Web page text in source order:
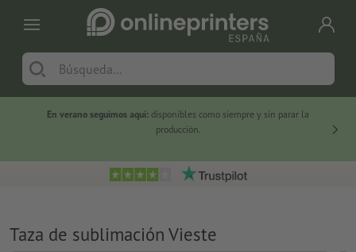
En verano seguimos aquí: disponibles como siempre y sin parar la
producción.
Taza de sublimación Vieste